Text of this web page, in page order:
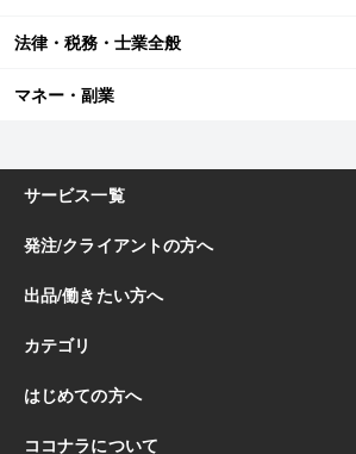
法律・税務・士業全般
マネー・副業